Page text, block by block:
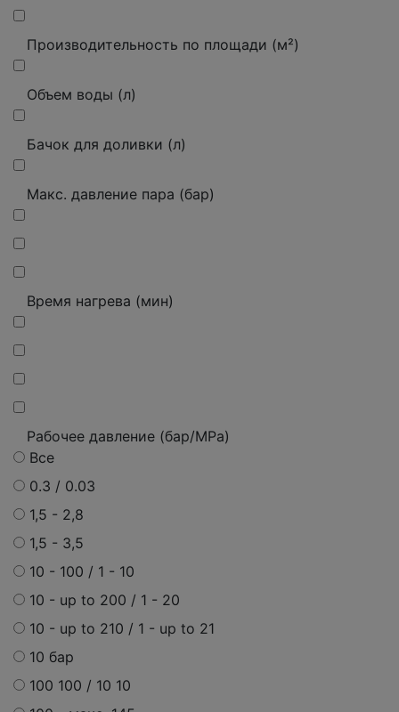
Производительность по площади (м²)
Объем воды (л)
Бачок для доливки (л)
Макс. давление пара (бар)
Время нагрева (мин)
Рабочее давление (бар/MPa)
Все
0.3 / 0.03
1,5 - 2,8
1,5 - 3,5
10 - 100 / 1 - 10
10 - up to 200 / 1 - 20
10 - up to 210 / 1 - up to 21
10 бар
100 100 / 10 10